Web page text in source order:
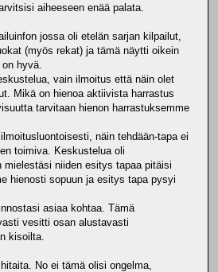
aiheeseen enää palata.
jossa oli etelän sarjan kilpailut,
(myös rekat) ja tämä näytti oikein
hyvä.
vain ilmoitus että näin olet
Mikä on hienoa aktiivista harrastus
tarvitaan hienon harrastuksemme
näin tehdään-tapa ei
toimiva. Keskustelua oli
mielestäsi niiden esitys tapaa pitäisi
hienosti sopuun ja esitys tapa pysyi
asiaa kohtaa. Tämä
vesitti osan alustavasti
kisoilta.
No ei tämä olisi ongelma,